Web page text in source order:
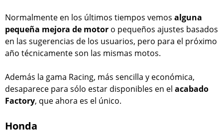
Normalmente en los últimos tiempos vemos alguna
pequeña mejora de motor o pequeños ajustes basados
en las sugerencias de los usuarios, pero para el próximo
año técnicamente son las mismas motos.
Además la gama Racing, más sencilla y económica,
desaparece para sólo estar disponibles en el acabado
Factory, que ahora es el único.
Honda